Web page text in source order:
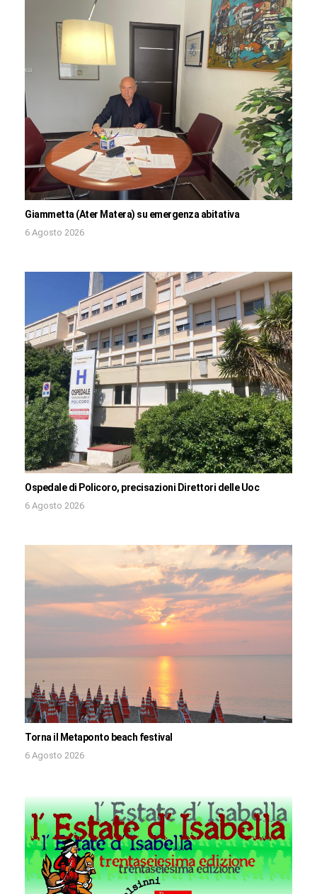
Giammetta (Ater Matera) su emergenza abitativa
6 Agosto 2026
Ospedale di Policoro, precisazioni Direttori delle Uoc
6 Agosto 2026
Torna il Metaponto beach festival
6 Agosto 2026